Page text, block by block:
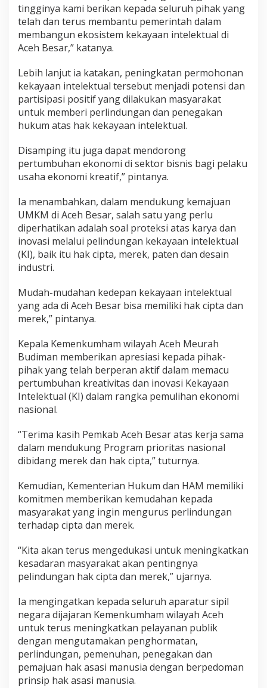
tingginya kami berikan kepada seluruh pihak yang
telah dan terus membantu pemerintah dalam
membangun ekosistem kekayaan intelektual di
Aceh Besar,” katanya.
Lebih lanjut ia katakan, peningkatan permohonan
kekayaan intelektual tersebut menjadi potensi dan
partisipasi positif yang dilakukan masyarakat
untuk memberi perlindungan dan penegakan
hukum atas hak kekayaan intelektual.
Disamping itu juga dapat mendorong
pertumbuhan ekonomi di sektor bisnis bagi pelaku
usaha ekonomi kreatif,” pintanya.
Ia menambahkan, dalam mendukung kemajuan
UMKM di Aceh Besar, salah satu yang perlu
diperhatikan adalah soal proteksi atas karya dan
inovasi melalui pelindungan kekayaan intelektual
(KI), baik itu hak cipta, merek, paten dan desain
industri.
Mudah-mudahan kedepan kekayaan intelektual
yang ada di Aceh Besar bisa memiliki hak cipta dan
merek,” pintanya.
Kepala Kemenkumham wilayah Aceh Meurah
Budiman memberikan apresiasi kepada pihak-
pihak yang telah berperan aktif dalam memacu
pertumbuhan kreativitas dan inovasi Kekayaan
Intelektual (KI) dalam rangka pemulihan ekonomi
nasional.
“Terima kasih Pemkab Aceh Besar atas kerja sama
dalam mendukung Program prioritas nasional
dibidang merek dan hak cipta,” tuturnya.
Kemudian, Kementerian Hukum dan HAM memiliki
komitmen memberikan kemudahan kepada
masyarakat yang ingin mengurus perlindungan
terhadap cipta dan merek.
“Kita akan terus mengedukasi untuk meningkatkan
kesadaran masyarakat akan pentingnya
pelindungan hak cipta dan merek,” ujarnya.
Ia mengingatkan kepada seluruh aparatur sipil
negara dijajaran Kemenkumham wilayah Aceh
untuk terus meningkatkan pelayanan publik
dengan mengutamakan penghormatan,
perlindungan, pemenuhan, penegakan dan
pemajuan hak asasi manusia dengan berpedoman
prinsip hak asasi manusia.